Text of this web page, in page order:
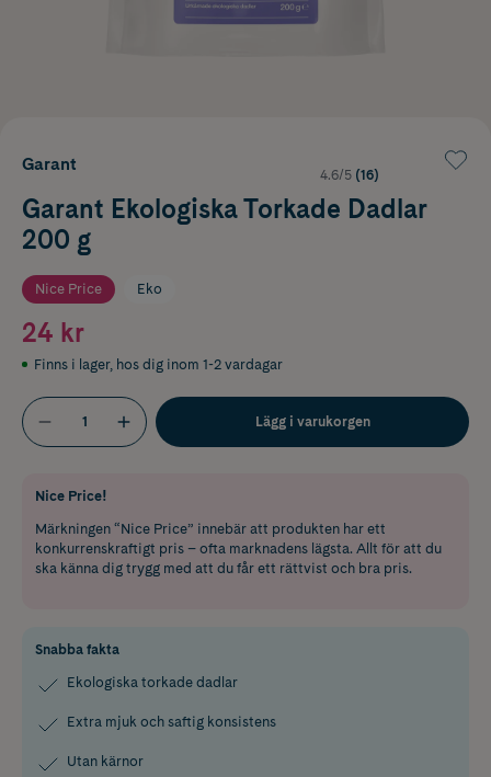
Garant
4.6/5 (16)
Garant Ekologiska Torkade Dadlar
200 g
Nice Price Eko
24 kr
Finns i lager, hos dig inom 1-2 vardagar
Lägg i varukorgen
Nice Price!
Märkningen “Nice Price” innebär att produkten har ett
konkurrenskraftigt pris – ofta marknadens lägsta. Allt för att du
ska känna dig trygg med att du får ett rättvist och bra pris.
Snabba fakta
Ekologiska torkade dadlar
Extra mjuk och saftig konsistens
Utan kärnor